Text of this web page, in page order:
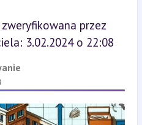
przez
3.02.2024 o 22:08